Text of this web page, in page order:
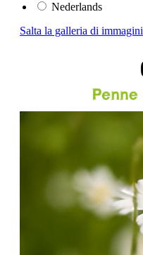
Nederlands
Salta la galleria di immagini